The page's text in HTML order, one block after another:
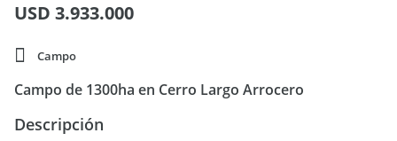
USD 3.933.000
Campo
Campo de 1300ha en Cerro Largo Arrocero
Descripción